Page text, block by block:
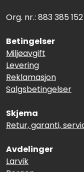
Org. nr.: 883 385 152
Betingelser
Miljøavgift
Levering
Reklamasjon
Salgsbetingelser
Skjema
Retur, garanti,
Avdelinger
Larvik